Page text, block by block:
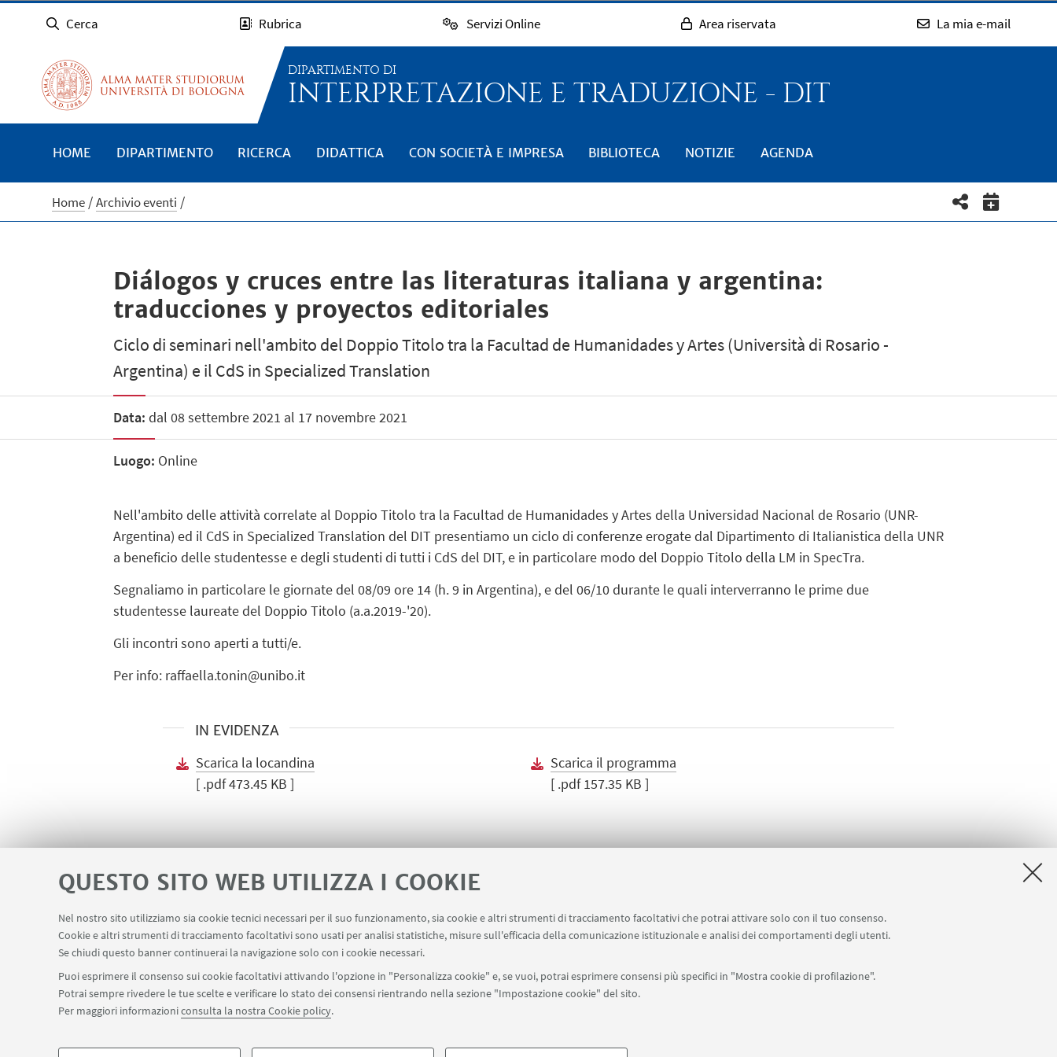
QUESTO SITO WEB UTILIZZA I COOKIE
Nel nostro sito utilizziamo sia cookie tecnici necessari per il suo funzionamento, sia cookie e altri strumenti di tracciamento facoltativi che potrai attivare solo con il tuo consenso.
Cookie e altri strumenti di tracciamento facoltativi sono usati per analisi statistiche, misure sull'efficacia della comunicazione istituzionale e analisi dei comportamenti degli utenti.
Se chiudi questo banner continuerai la navigazione solo con i cookie necessari.
Puoi esprimere il consenso sui cookie facoltativi attivando l'opzione in "Personalizza cookie" e, se vuoi, potrai esprimere consensi più specifici in "Mostra cookie di profilazione".
Potrai sempre rivedere le tue scelte e verificare lo stato dei consensi rientrando nella sezione "Impostazione cookie" del sito.
Per maggiori informazioniconsulta la nostra Cookie policy.
Cerca Rubrica Servizi Online Area riservata La mia e-mail
DIPARTIMENTO DI
INTERPRETAZIONE E TRADUZIONE - DIT
HOME DIPARTIMENTO RICERCA DIDATTICA CON SOCIETÀ E IMPRESA BIBLIOTECA NOTIZIE AGENDA
Home Archivio eventi
Diálogos y cruces entre las literaturas italiana y argentina:
traducciones y proyectos editoriales
Ciclo di seminari nell'ambito del Doppio Titolo tra la Facultad de Humanidades y Artes (Università di Rosario -
Argentina) e il CdS in Specialized Translation
Data: dal 08 settembre 2021 al 17 novembre 2021
Luogo: Online
Nell'ambito delle attività correlate al Doppio Titolo tra la Facultad de Humanidades y Artes della Universidad Nacional de Rosario (UNR-
Argentina) ed il CdS in Specialized Translation del DIT presentiamo un ciclo di conferenze erogate dal Dipartimento di Italianistica della UNR
a beneficio delle studentesse e degli studenti di tutti i CdS del DIT, e in particolare modo del Doppio Titolo della LM in SpecTra.
Segnaliamo in particolare le giornate del 08/09 ore 14 (h. 9 in Argentina), e del 06/10 durante le quali interverranno le prime due
studentesse laureate del Doppio Titolo (a.a.2019-'20).
Gli incontri sono aperti a tutti/e.
Per info: raffaella.tonin@unibo.it
IN EVIDENZA
Scarica la locandina
[ .pdf 473.45 KB ]
Scarica il programma
[ .pdf 157.35 KB ]
LINK UTILI Contatti Area riservata Area DIT
SEGUI IL DIPARTIMENTO SU: SEGUI UNIBO SU:
©Copyright 2026 - ALMA MATER STUDIORUM - Università di Bologna - Via Zamboni, 33 - 40126 Bologna - PI: 01131710376 - CF: 80007010376